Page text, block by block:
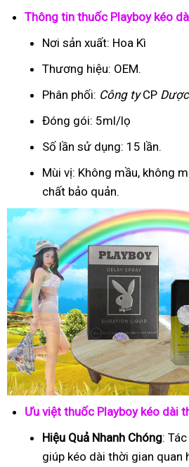
Thông tin thuốc Playboy kéo
Nơi sản xuất: Hoa Kì
Thương hiệu: OEM.
Phân phối: Công tyCP
Đóng gói: 5ml/lọ
Số lần sử dụng: 15 lần.
Mùi vị: Không mầu, không
chất bảo quản.
Ưu việt thuốc Playboy kéo dài
Hiệu Quả Nhanh Chóng:
giúp kéo dài thời gian quan